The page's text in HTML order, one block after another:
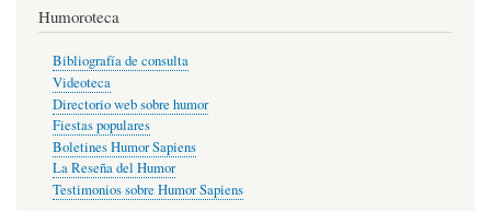
Humoroteca
Bibliografía de consulta
Videoteca
Directorio web sobre humor
Fiestas populares
Boletines Humor Sapiens
La Reseña del Humor
Testimonios sobre Humor Sapiens